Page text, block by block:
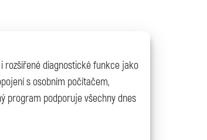
rozšířené diagnostické funkce jako
s osobním počítačem,
program podporuje všechny dnes